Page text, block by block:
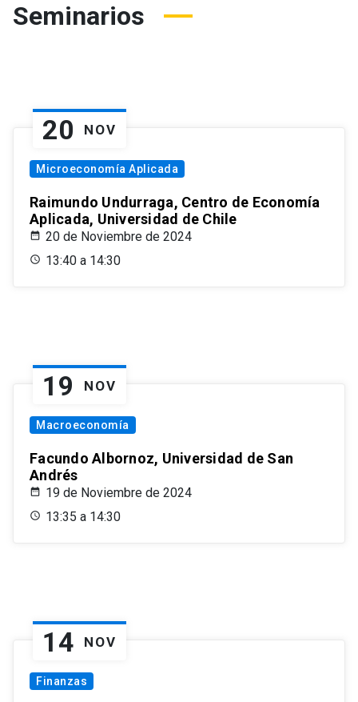
Seminarios
20 NOV
Microeconomía Aplicada
Raimundo Undurraga, Centro de Economía
Aplicada, Universidad de Chile
20 de Noviembre de 2024
13:40 a 14:30
19 NOV
Macroeconomía
Facundo Albornoz, Universidad de San
Andrés
19 de Noviembre de 2024
13:35 a 14:30
14 NOV
Finanzas